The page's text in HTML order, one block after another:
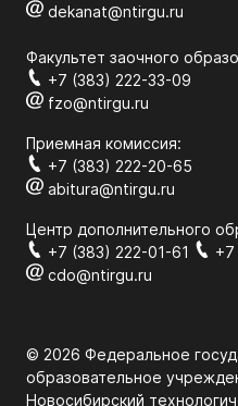
dekanat@ntirgu.ru
Факультет заочного
+7 (383) 222-33-09
fzo@ntirgu.ru
Приемная комиссия:
+7 (383) 222-20-65
abitura@ntirgu.ru
Центр дополнительного
+7 (383) 222-01-61
cdo@ntirgu.ru
© 2026 Федеральное
образовательное
Новосибирский